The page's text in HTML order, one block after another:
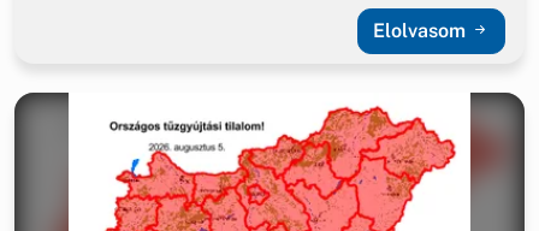
Elolvasom